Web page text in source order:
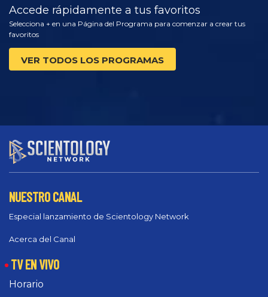
Accede rápidamente a tus favoritos
Selecciona + en una Página del Programa para comenzar a crear tus
favoritos
VER TODOS LOS PROGRAMAS
NUESTRO CANAL
Especial lanzamiento de Scientology Network
Acerca del Canal
TV EN VIVO
Horario